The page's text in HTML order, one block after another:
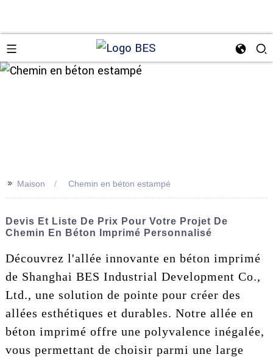
>> Maison Chemin en béton estampé
Devis Et Liste De Prix Pour Votre Projet De
Chemin En Béton Imprimé Personnalisé
Découvrez l'allée innovante en béton imprimé
de Shanghai BES Industrial Development Co.,
Ltd., une solution de pointe pour créer des
allées esthétiques et durables. Notre allée en
béton imprimé offre une polyvalence inégalée,
vous permettant de choisir parmi une large